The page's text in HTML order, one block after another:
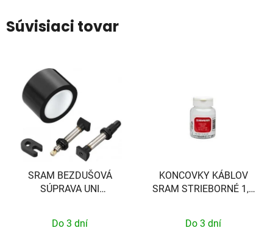
Súvisiaci tovar
SRAM BEZDUŠOVÁ
SÚPRAVA UNI
Do 3 dní
KONCOVKY KÁBLOV
SRAM STRIEBORNÉ 1,2
Do 3 dní